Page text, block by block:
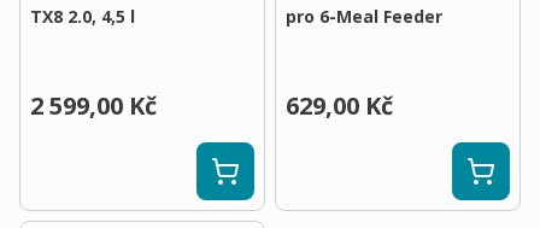
TX8 2.0, 4,5 l
2 599,00 Kč
pro 6-Meal Feeder
629,00 Kč